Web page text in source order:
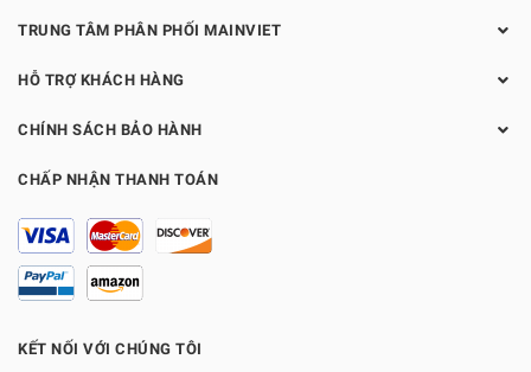
TRUNG TÂM PHÂN PHỐI MAINVIET
HỖ TRỢ KHÁCH HÀNG
CHÍNH SÁCH BẢO HÀNH
CHẤP NHẬN THANH TOÁN
KẾT NỐI VỚI CHÚNG TÔI